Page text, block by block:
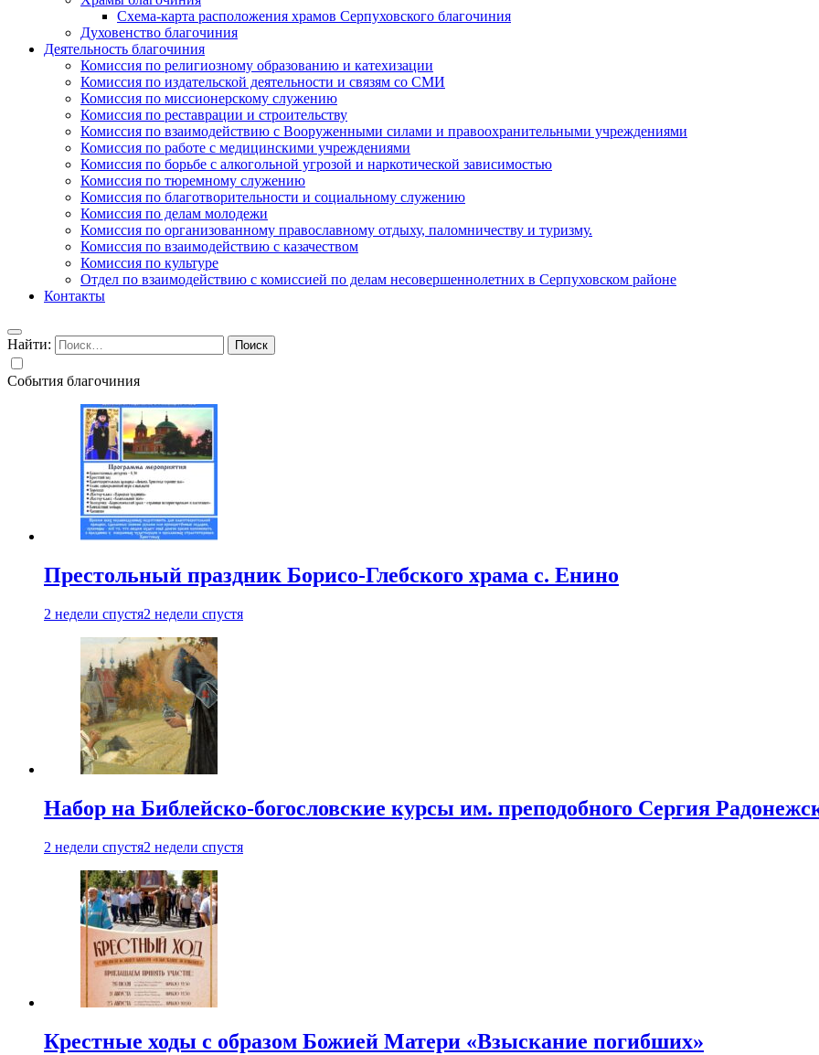
Схема-карта расположения храмов Серпуховского благочиния
Духовенство благочиния
Деятельность благочиния
Комиссия по религиозному образованию и катехизации
Комиссия по издательской деятельности и связям со СМИ
Комиссия по миссионерскому служению
Комиссия по реставрации и строительству
Комиссия по взаимодействию с Вооруженными силами и правоохранительными учреждениями
Комиссия по работе с медицинскими учреждениями
Комиссия по борьбе с алкогольной угрозой и наркотической зависимостью
Комиссия по тюремному служению
Комиссия по благотворительности и социальному служению
Комиссия по делам молодежи
Комиссия по организованному православному отдыху, паломничеству и туризму.
Комиссия по взаимодействию с казачеством
Комиссия по культуре
Отдел по взаимодействию с комиссией по делам несовершеннолетних в Серпуховском районе
Контакты
Найти:
События благочиния
Престольный праздник Борисо-Глебского храма с. Енино
2 недели спустя2 недели спустя
Набор на Библейско-богословские курсы им. преподобного Сергия
2 недели спустя2 недели спустя
Крестные ходы с образом Божией Матери «Взыскание погибших»